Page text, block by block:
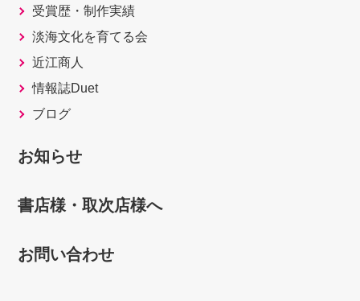
受賞歴・制作実績
淡海文化を育てる会
近江商人
情報誌Duet
ブログ
お知らせ
書店様・取次店様へ
お問い合わせ